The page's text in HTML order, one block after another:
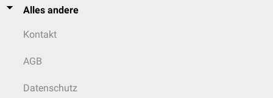
Alles andere
Kontakt
AGB
Datenschutz